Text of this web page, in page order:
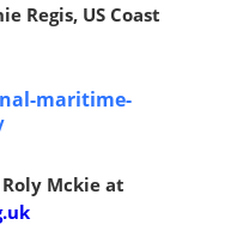
Regis, US Coast
maritime-
Mckie at